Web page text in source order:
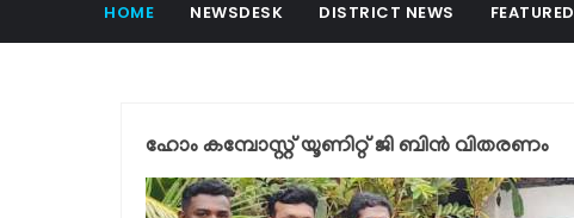
HOME NEWSDESK DISTRICT NEWS FEATURED
ഹോം കമ്പോസ്റ്റ് യൂണിറ്റ് ജി ബിന്‍ വിതരണം